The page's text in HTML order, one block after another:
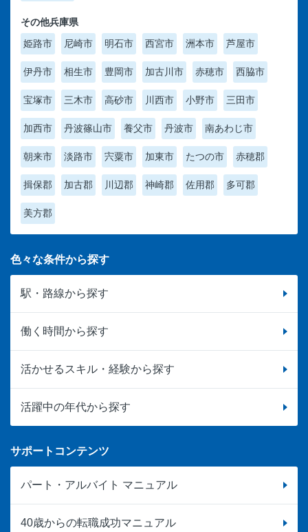
その他兵庫県
姫路市
尼崎市 明石市 西宮市 洲本市 芦屋市
伊丹市 相生市 豊岡市 加古川市 赤穂市 西脇市
宝塚市 三木市 高砂市 川西市 小野市 三田市
加西市 丹波篠山市 養父市 丹波市 南あわじ市
朝来市 淡路市 宍粟市 加東市 たつの市 赤穂郡
揖保郡 加古郡 川辺郡 神崎郡 佐用郡 多可郡
美方郡
色々な条件から探す
駅・路線から探す
働く時間から探す
活かせるスキル・経験から探す
活躍中の年代から探す
サポートコンテンツ
パート・アルバイト マニュアル
40歳からの転職成功マニュアル